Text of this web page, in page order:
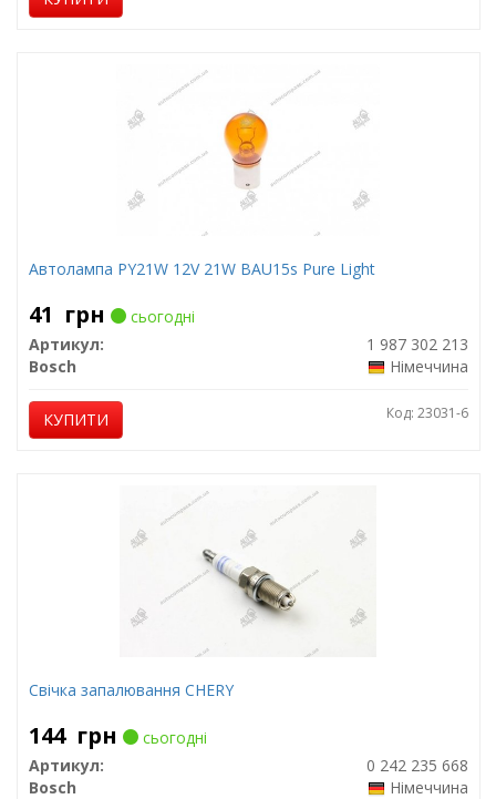
Автолампа PY21W 12V 21W BAU15s Pure Light
41 грн
сьогодні
Артикул:
1 987 302 213
Bosch
Німеччина
КУПИТИ Код: 23031-6
Свічка запалювання CHERY
144 грн
сьогодні
Артикул:
0 242 235 668
Bosch
Німеччина